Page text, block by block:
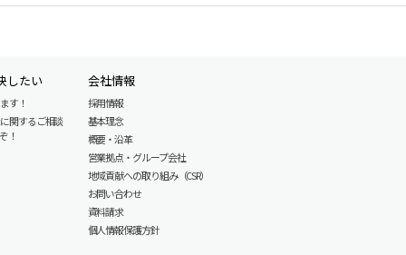
したい
す！
関するご相談
！
会社情報
採用情報
基本理念
概要・沿革
営業拠点・グループ会社
地域貢献への取り組み（CSR）
お問い合わせ
資料請求
個人情報保護方針